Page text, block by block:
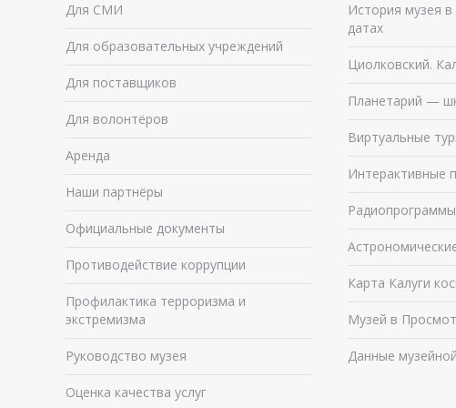
Для СМИ
Для образовательных учреждений
Для поставщиков
Для волонтёров
Аренда
Наши партнёры
Официальные документы
Противодействие коррупции
Профилактика терроризма и
экстремизма
Руководство музея
Оценка качества услуг
История музея
датах
Циолковский.
Планетарий —
Виртуальные
Интерактивные
Карта Калуги
Музей в
Данные